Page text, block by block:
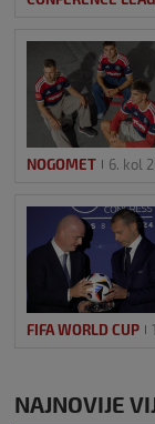
NOGOMET 6. kol
FIFA WORLD CUP
NAJNOVIJE